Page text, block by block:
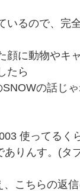
いるので、完
顔に動物やキ
たら
の話じ
使ってるく
りんす。(タ
こちらの返